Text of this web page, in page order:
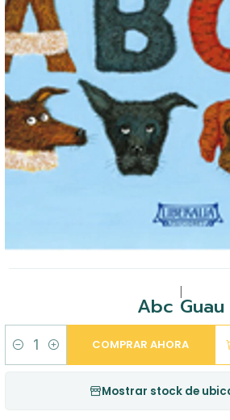
Abc Guau
Cantidad
COMPRAR AHORA
Mostrar stock de